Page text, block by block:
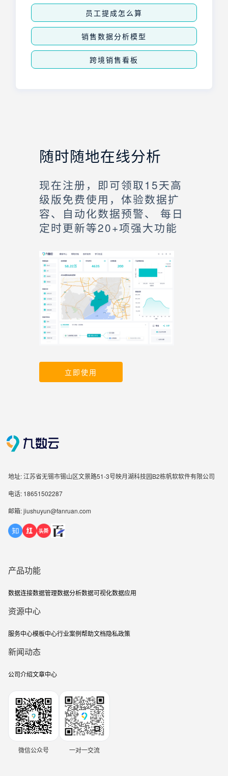
员工提成怎么算
销售数据分析模型
跨境销售看板
随时随地在线分析
现在注册，即可领取15天高
级版免费使用，体验数据扩
容、自动化数据预警、 每日
定时更新等20+项强大功能
立即使用
地址: 江苏省无锡市锡山区文景路51-3号映月湖科技园B2栋帆软软件有限公司
电话: 18651502287
邮箱: jiushuyun@fanruan.com
产品功能
数据连接数据管理数据分析数据可视化数据应用
资源中心
服务中心模板中心行业案例帮助文档隐私政策
新闻动态
公司介绍文章中心
微信公众号 一对一交流